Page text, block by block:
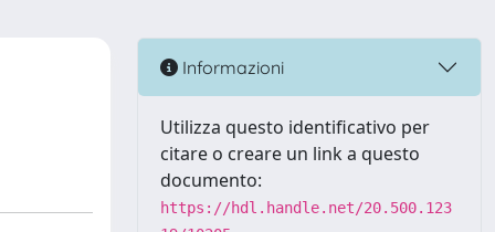
Informazioni
Utilizza questo identificativo per
citare o creare un link a questo
documento:
https://hdl.handle.net/20.500.123